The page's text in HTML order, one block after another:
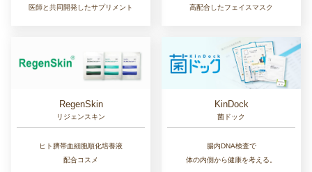
医師と共同開発したサプリメント
高配合したフェイスマスク
RegenSkin
リジェンスキン
ヒト臍帯血細胞順化培養液
配合コスメ
KinDock
菌ドック
腸内DNA検査で
体の内側から健康を考える。